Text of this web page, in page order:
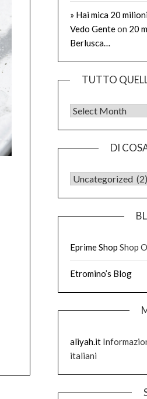
» Hai mica 20
Vedo Genteon 20
Berlusca…
TUTTO
Tutto quello che ho
DI
DI COSA HO
Eprime Shop Shop
Etromino’s Blog
aliyah.it
italiani